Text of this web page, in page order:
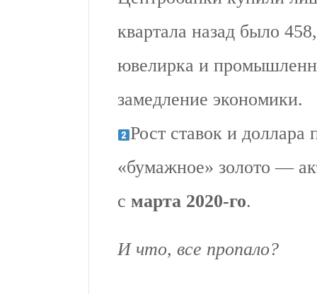
квартала назад было
ювелирка и
замедление экономики.
Рост ставок и доллара
«бумажное» золото —
с марта 2020-го.
И что, все пропало?